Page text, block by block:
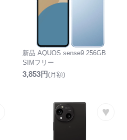
新品 AQUOS sense9 256GB
SIMフリー
3,853円(月額)
♥